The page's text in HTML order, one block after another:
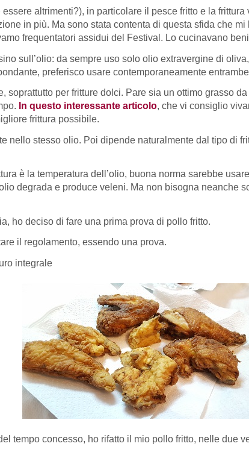
altrimenti?), in particolare il pesce fritto e la
in più. Ma sono stata contenta di questa sfida che
frequentatori assidui del Festival. Lo cucinavano
sull’olio: da sempre uso solo olio extravergine di
preferisco usare contemporaneamente
soprattutto per fritture dolci. Pare sia un ottimo grasso da
In questo interessante articolo, che vi consiglio
frittura possibile.
nello stesso olio. Poi dipende naturalmente dal tipo di
è la temperatura dell’olio, buona norma sarebbe
degrada e produce veleni. Ma non bisogna neanche
ho deciso di fare una prima prova di pollo fritto.
il regolamento, essendo una prova.
integrale
tempo concesso, ho rifatto il mio pollo fritto, nelle due